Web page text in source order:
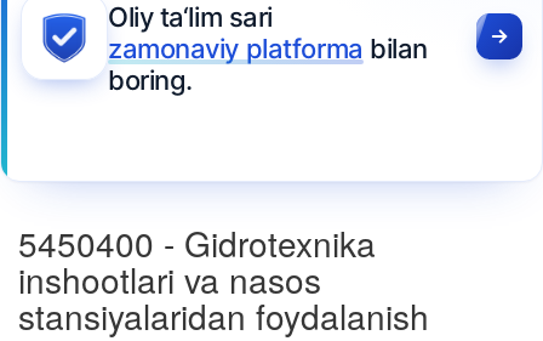
Oliy ta‘lim sari
zamonaviy platforma bilan
boring.
5450400 - Gidrotexnika
inshootlari va nasos
stansiyalaridan foydalanish